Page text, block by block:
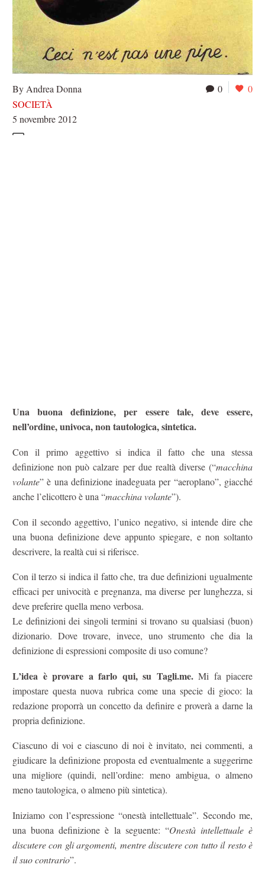
0 0
By Andrea Donna
SOCIETÀ
5 novembre 2012
Una buona definizione, per essere tale, deve essere,
nell’ordine, univoca, non tautologica, sintetica.
Con il primo aggettivo si indica il fatto che una stessa
definizione non può calzare per due realtà diverse (“macchina
volante” è una definizione inadeguata per “aeroplano”, giacché
anche l’elicottero è una “macchina volante”).
Con il secondo aggettivo, l’unico negativo, si intende dire che
una buona definizione deve appunto spiegare, e non soltanto
descrivere, la realtà cui si riferisce.
Con il terzo si indica il fatto che, tra due definizioni ugualmente
efficaci per univocità e pregnanza, ma diverse per lunghezza, si
deve preferire quella meno verbosa.
Le definizioni dei singoli termini si trovano su qualsiasi (buon)
dizionario. Dove trovare, invece, uno strumento che dia la
definizione di espressioni composite di uso comune?
L’idea è provare a farlo qui, su Tagli.me.Mi fa piacere
impostare questa nuova rubrica come una specie di gioco: la
redazione proporrà un concetto da definire e proverà a darne la
propria definizione.
Ciascuno di voi e ciascuno di noi è invitato, nei commenti, a
giudicare la definizione proposta ed eventualmente a suggerirne
una migliore (quindi, nell’ordine: meno ambigua, o almeno
meno tautologica, o almeno più sintetica).
Iniziamo con l’espressione “onestà intellettuale”. Secondo me,
una buona definizione è la seguente: “Onestà intellettuale è
discutere con gli argomenti, mentre discutere con tutto il resto è
il suo contrario”.